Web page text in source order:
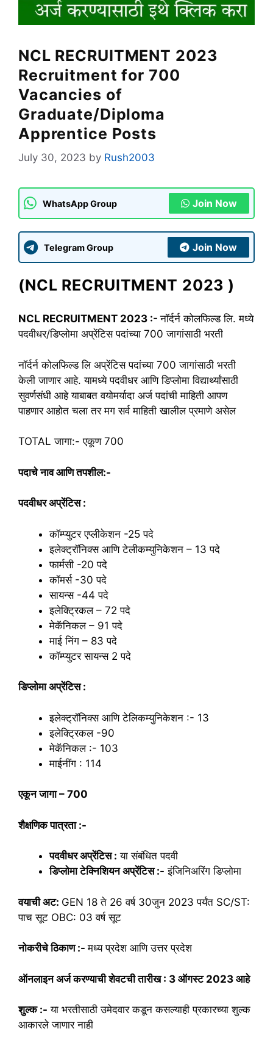
NCL RECRUITMENT 2023
Recruitment for 700
Vacancies of
Graduate/Diploma
Apprentice Posts
July 30, 2023 by Rush2003
WhatsApp Group Join Now
Telegram Group Join Now
(NCL RECRUITMENT 2023 )
NCL RECRUITMENT 2023 :-नॉर्दर्न कोलफिल्ड लि. मध्ये
पदवीधर/डिप्लोमा अप्रेंटिस पदांच्या 700 जागांसाठी भरती
नॉर्दर्न कोलफिल्ड लि अप्रेंटिस पदांच्या 700 जागांसाठी भरती
केली जाणार आहे. यामध्ये पदवीधर आणि डिप्लोमा विद्यार्थ्यांसाठी
सुवर्णसंधी आहे याबाबत वयोमर्यादा अर्ज पदांची माहिती आपण
पाहणार आहोत चला तर मग सर्व माहिती खालील प्रमाणे असेल
TOTAL जागा:- एकूण 700
पदाचे नाव आणि तपशील:-
पदवीधर अप्रेंटिस :
कॉम्प्युटर एप्लीकेशन -25 पदे
इलेक्ट्रॉनिक्स आणि टेलीकम्युनिकेशन – 13 पदे
फार्मसी -20 पदे
कॉमर्स -30 पदे
सायन्स -44 पदे
इलेक्ट्रिकल – 72 पदे
मेकॅनिकल – 91 पदे
माई निंग – 83 पदे
कॉम्प्युटर सायन्स 2 पदे
डिप्लोमा अप्रेंटिस :
इलेक्ट्रॉनिक्स आणि टेलिकम्युनिकेशन :- 13
इलेक्ट्रिकल -90
मेकॅनिकल :- 103
माईनींग : 114
एकून जागा – 700
शैक्षणिक पात्रता :-
पदवीधर अप्रेंटिस : या संबंधित पदवी
डिप्लोमा टेक्निशियन अप्रेंटिस :- इंजिनिअरिंग डिप्लोमा
वयाची अट: GEN 18 ते 26 वर्ष 30जुन 2023 पर्यंत SC/ST:
पाच सूट OBC: 03 वर्ष सूट
नोकरीचे ठिकाण :-मध्य प्रदेश आणि उत्तर प्रदेश
ऑनलाइन अर्ज करण्याची शेवटची तारीख : 3 ऑगस्ट 2023 आहे
शुल्क :- या भरतीसाठी उमेदवार कडून कसल्याही प्रकारच्या शुल्क
आकारले जाणार नाही